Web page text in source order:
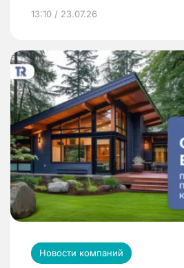
13:10 / 23.07.26
Новости компаний